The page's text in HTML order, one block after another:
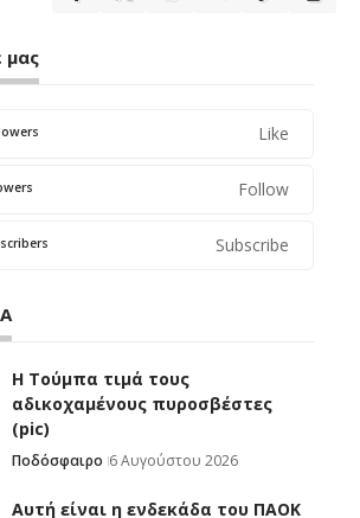
μας
Like
Follow
Subscribe
H Tούμπα τιμά τους
αδικοχαμένους πυροσβέστες
(pic)
Ποδόσφαιρο 6 Αυγούστου 2026
Αυτή είναι η ενδεκάδα του ΠΑΟΚ